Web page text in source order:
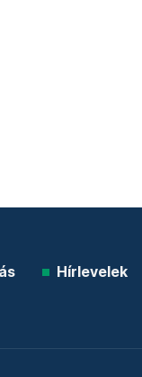
Hírlevelek